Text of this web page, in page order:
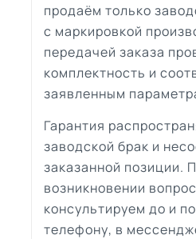
продаём только
с маркировкой
передачей заказа
комплектность и
заявленным
Гарантия
заводской брак и
заказанной позиции.
возникновении
консультируем до и
телефону, в